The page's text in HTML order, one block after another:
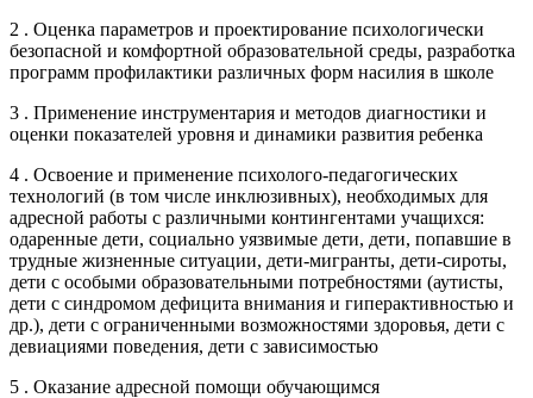
2 . Оценка параметров и проектирование психологически
безопасной и комфортной образовательной среды, разработка
программ профилактики различных форм насилия в школе
3 . Применение инструментария и методов диагностики и
оценки показателей уровня и динамики развития ребенка
4 . Освоение и применение психолого-педагогических
технологий (в том числе инклюзивных), необходимых для
адресной работы с различными контингентами учащихся:
одаренные дети, социально уязвимые дети, дети, попавшие в
трудные жизненные ситуации, дети-мигранты, дети-сироты,
дети с особыми образовательными потребностями (аутисты,
дети с синдромом дефицита внимания и гиперактивностью и
др.), дети с ограниченными возможностями здоровья, дети с
девиациями поведения, дети с зависимостью
5 . Оказание адресной помощи обучающимся